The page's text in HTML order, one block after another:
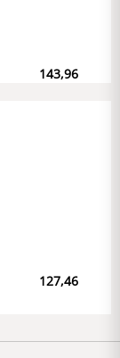
143,96
127,46